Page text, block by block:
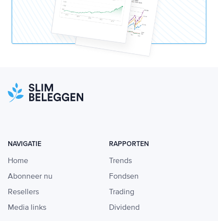
NAVIGATIE
Home
Abonneer nu
Resellers
Media links
RAPPORTEN
Trends
Fondsen
Trading
Dividend